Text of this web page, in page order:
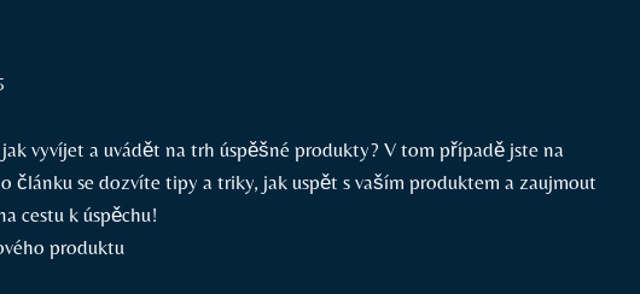
vyvíjet a uvádět na trh úspěšné produkty? V tom případě jste na
článku se dozvíte tipy a triky, jak uspět s vaším produktem a zaujmout
cestu k úspěchu!